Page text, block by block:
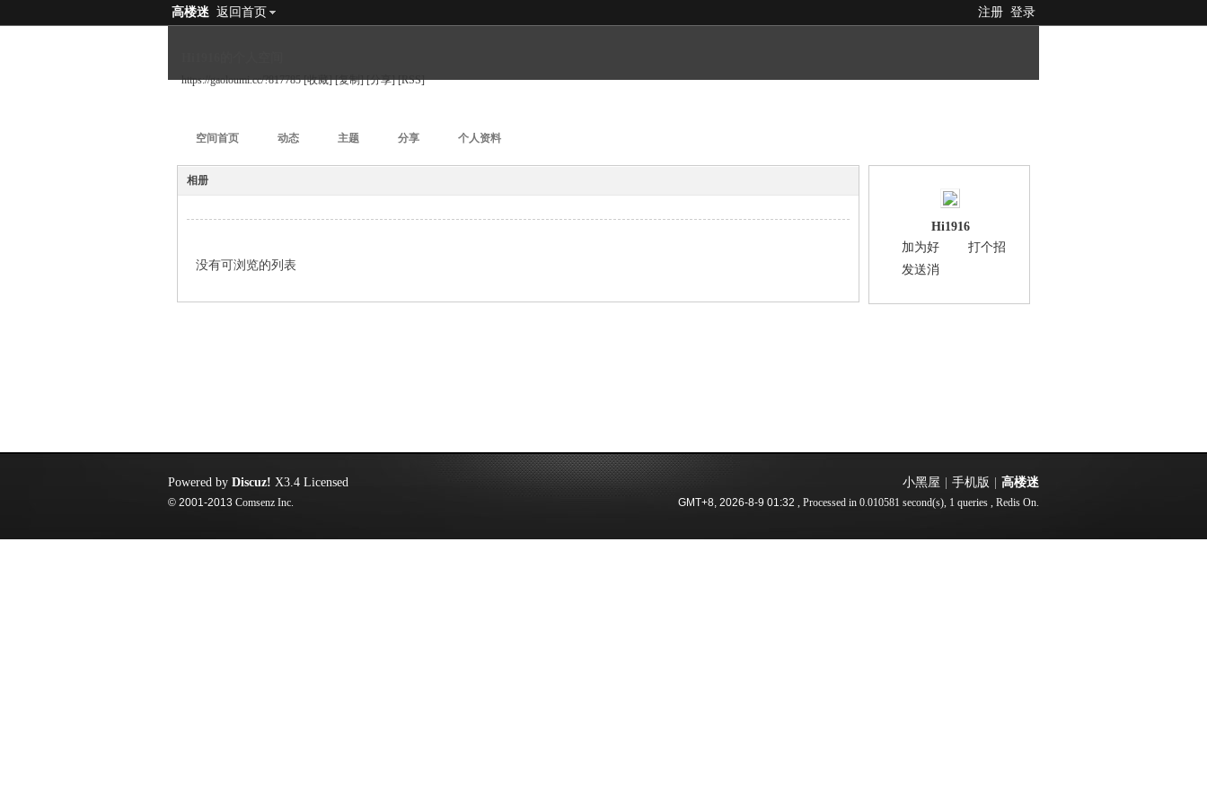
注册 登录
高楼迷 返回首页
https://gaoloumi.cc/?817785 [收藏] [复制] [分享] [RSS]
空间首页 动态 主题 分享 个人资料
相册
没有可浏览的列表
Hi1916
加为好
打个招
发送消
小黑屋 手机版 高楼迷
GMT+8, 2026-8-9 01:32 , Processed in 0.010581 second(s), 1 queries , Redis On.
Powered by Discuz! X3.4 Licensed
© 2001-2013 Comsenz Inc.